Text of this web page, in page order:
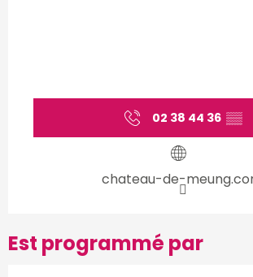
02 38 44 36 ▒▒
chateau-de-
Est programmé par